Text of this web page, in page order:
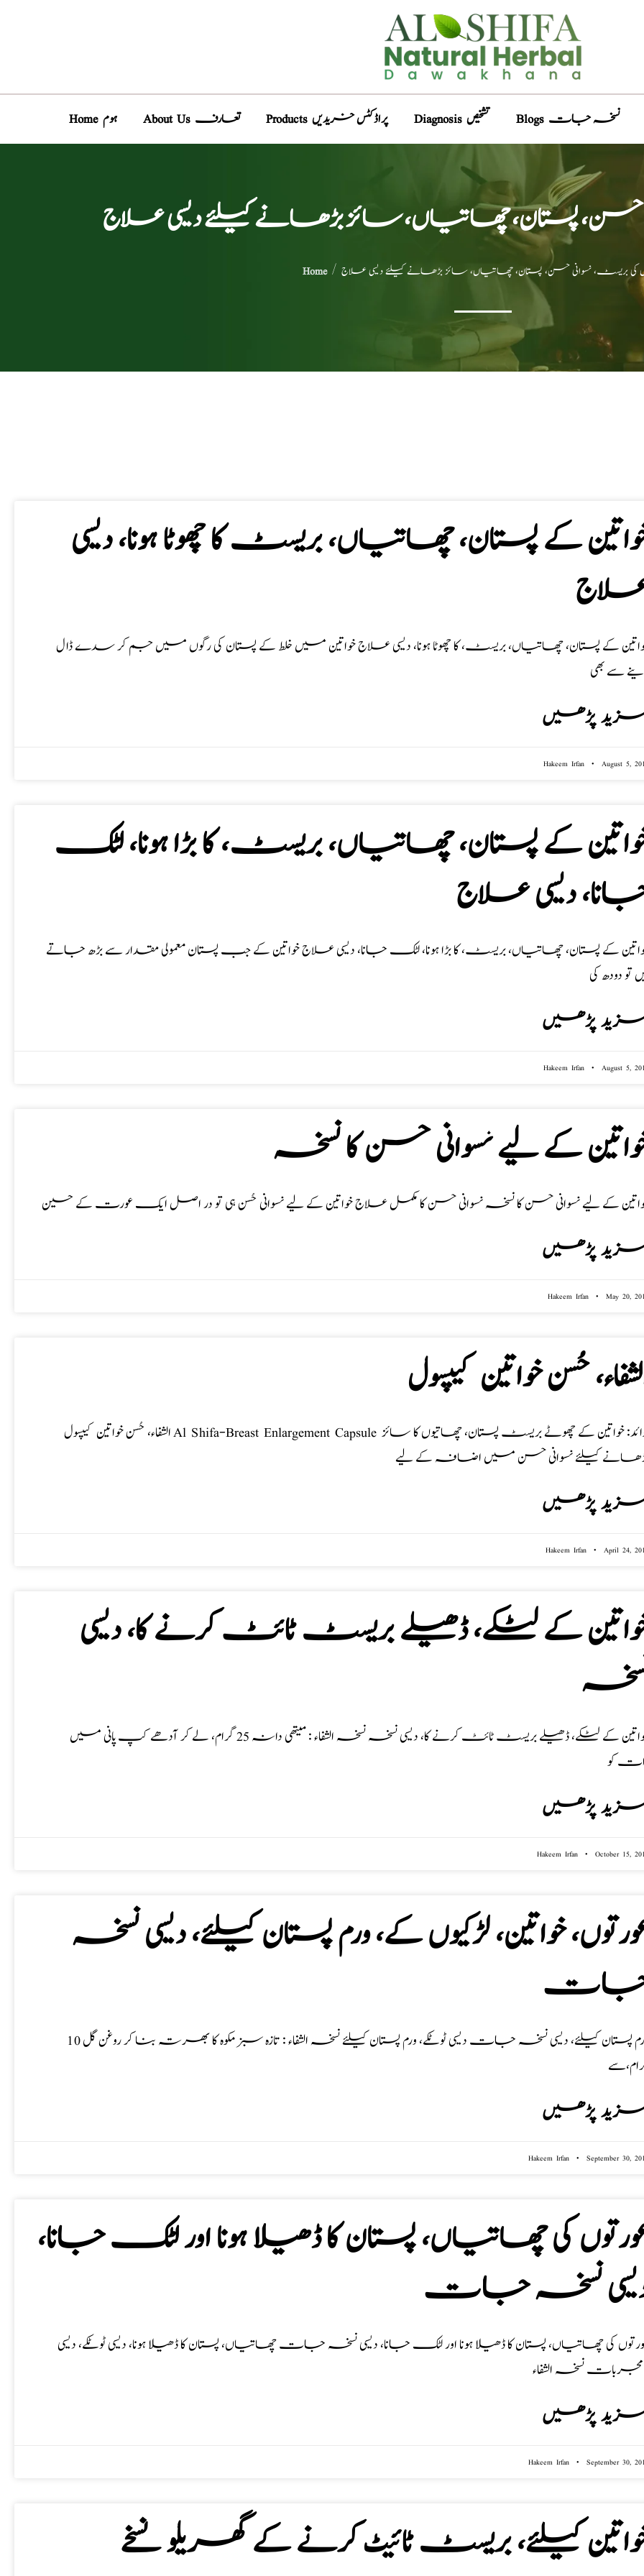
Home ہوم About Us تعارف Products پراڈکٹس خریدیں Diagnosis تشخیص Blogs نسخہ جات
حسن، پستان، چھاتیاں، سائز بڑھانے کیلئے دیسی علاج
Home کی بریسٹ، نسوانی حسن، پستان، چھاتیاں، سائز بڑھانے کیلئے دیسی علاج
کے پستان، چھاتیاں، بریسٹ کا چھوٹا ہونا، دیسی
کے پستان، چھاتیاں، بریسٹ، کا چھوٹا ہونا، دیسی علاج خواتین میں خلط کے پستان کی رگوں میں جم کر سدے ڈال
سے بھی
پڑھیں
Hakeem Irfan August 5,
کے پستان، چھاتیاں، بریسٹ، کا بڑا ہونا، لٹک
دیسی علاج
کے پستان، چھاتیاں، بریسٹ، کا بڑا ہونا، لٹک جانا، دیسی علاج خواتین کے جب پستان معمولی مقدار سے بڑھ جاتے
تو دودھ کی
پڑھیں
Hakeem Irfan August 5,
کے لیے نسوانی حسن کا نسخہ
کے لیے نسوانی حسن کا نسخہ نسوانی حسن کا مکمل علاج خواتین کے لیے نسوانی حُسن ہی تو در اصل ایک عورت کے حسین
پڑھیں
Hakeem Irfan May 20,
حُسن خواتین کیپسول
الشفاء، حُسن خواتین کیپسول Al Shifa-Breast Enlargement Capsule فوائد: خواتین کے چھوٹے بریسٹ پستان، چھاتیوں کا سائز
کیلئے نسوانی حسن میں اضافہ کے لیے
پڑھیں
Hakeem Irfan April 24,
کے لٹکے، ڈھیلے بریسٹ ٹائٹ کرنے کا، دیسی
خواتین کے لٹکے، ڈھیلے بریسٹ ٹائٹ کرنے کا، دیسی نسخہ نسخہ الشفاء : میتھی دانہ 25 گرام، لے کر آدھے کپ پانی میں
کو
پڑھیں
Hakeem Irfan October 15,
خواتین، لڑکیوں کے، ورم پستان کیلئے، دیسی نسخہ
ورم پستان کیلئے، دیسی نسخہ جات دیسی ٹوٹکے، ورم پستان کیلئے نسخہ الشفاء : تازہ سبز مکوہ کا بھرتہ بنا کر روغن گل 10
پڑھیں
Hakeem Irfan September 30,
کی چھاتیاں، پستان کا ڈھیلا ہونا اور لٹک جانا،
نسخہ جات
کی چھاتیاں، پستان کا ڈھیلا ہونا اور لٹک جانا، دیسی نسخہ جات چھاتیاں، پستان کا ڈھیلا ہونا، دیسی ٹوٹکے، دیسی
پڑھیں
Hakeem Irfan September 30,
کیلئے، بریسٹ ٹائیٹ کرنے کے گھریلو نسخے